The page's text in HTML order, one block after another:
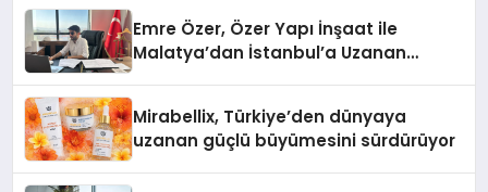
Emre Özer, Özer Yapı İnşaat ile
Malatya’dan İstanbul’a Uzanan
Mirabellix, Türkiye’den dünyaya
uzanan güçlü büyümesini sürdürüyor